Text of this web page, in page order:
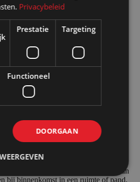
blijft het erg belangrijk dat mensen hun
bij binnenkomst in een ruimte of pand.
Privacybeleid
Prestatie Targeting
Functioneel
DOORGAAN